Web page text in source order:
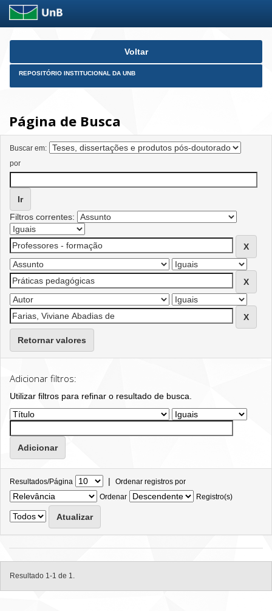
Skip
Voltar
REPOSITÓRIO INSTITUCIONAL DA UNB
Página de Busca
Buscar em:
por
Filtros correntes:
Retornar valores
Adicionar filtros:
Utilizar filtros para refinar o resultado de busca.
Resultados/Página | Ordenar registros por
Ordenar
Registro(s)
Resultado 1-1 de 1.